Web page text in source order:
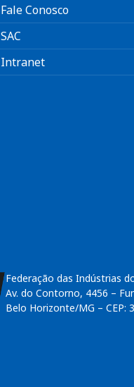
Fale Conosco
SAC
Intranet
Federação das Indústrias
Av. do Contorno, 4456 –
Belo Horizonte/MG – CEP: